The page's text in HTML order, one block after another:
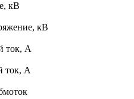
кВ
кВ
ток, А
ток, А